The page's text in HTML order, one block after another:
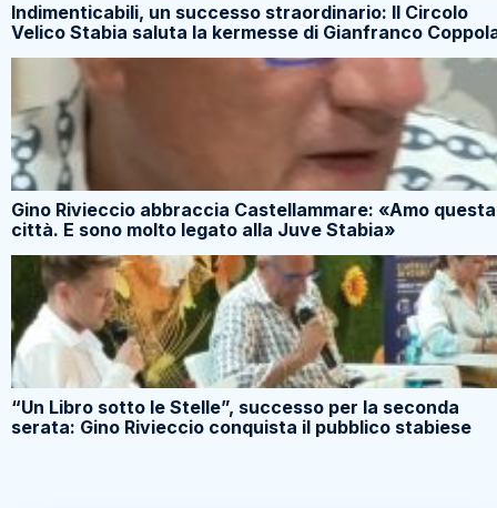
Indimenticabili, un successo straordinario: Il Circolo
Velico Stabia saluta la kermesse di Gianfranco
Gino Rivieccio abbraccia Castellammare: «Amo questa
città. E sono molto legato alla Juve Stabia»
“Un Libro sotto le Stelle”, successo per la seconda
serata: Gino Rivieccio conquista il pubblico stabiese